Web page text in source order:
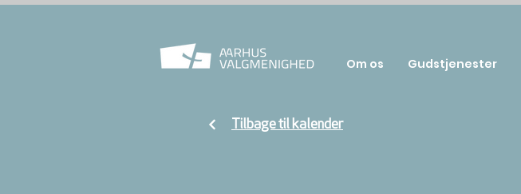
Tilbage til kalender
Om os Gudstjenester